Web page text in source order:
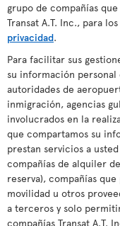
grupo de compañías
Transat A.T. Inc., para
privacidad.
Para facilitar sus
su información
autoridades de
inmigración, agencias
involucrados en la
que compartamos su
prestan servicios a usted
compañías de alquiler
reserva), compañías
movilidad u otros
a terceros y solo
compañías Transat A.T.